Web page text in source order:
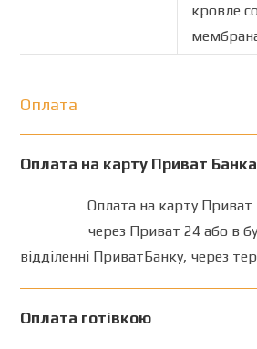
кровле
Оплата
Оплата на карту Приват Банка
Оплата на карту Приват
через Приват 24 або в
відділенні ПриватБанку, через
Оплата готівкою